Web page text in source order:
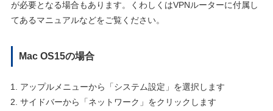
が必要となる場合もあります。くわしくはVPNルーターに付属し
てあるマニュアルなどをご覧ください。
Mac OS15の場合
アップルメニューから「システム設定」を選択します
サイドバーから「ネットワーク」をクリックします